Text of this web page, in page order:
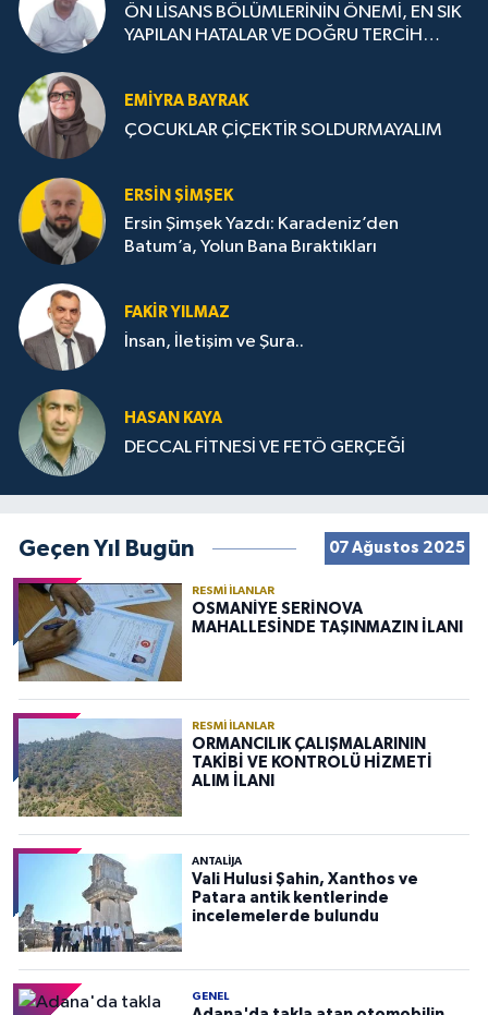
ÖN LİSANS BÖLÜMLERİNİN ÖNEMİ, EN SIK
YAPILAN HATALAR VE DOĞRU TERCİH
EMIYRA BAYRAK
ÇOCUKLAR ÇİÇEKTİR SOLDURMAYALIM
ERSIN ŞIMŞEK
Ersin Şimşek Yazdı: Karadeniz’den
Batum’a, Yolun Bana Bıraktıkları
FAKIR YILMAZ
İnsan, İletişim ve Şura..
HASAN KAYA
DECCAL FİTNESİ VE FETÖ GERÇEĞİ
Geçen Yıl Bugün 07 Ağustos 2025
RESMI İLANLAR
OSMANİYE SERİNOVA
MAHALLESİNDE TAŞINMAZIN İLANI
RESMI İLANLAR
ORMANCILIK ÇALIŞMALARININ
TAKİBİ VE KONTROLÜ HİZMETİ
ALIM İLANI
ANTALIJA
Vali Hulusi Şahin, Xanthos ve
Patara antik kentlerinde
incelemelerde bulundu
GENEL